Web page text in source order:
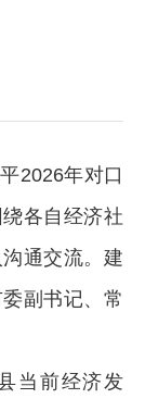
2026年对口
各自经济社
通交流。建
副书记、常
当前经济发